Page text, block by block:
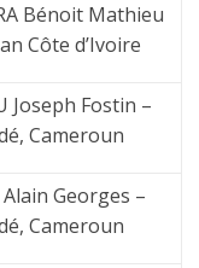
Bénoit Mathieu
Côte d’Ivoire
Joseph Fostin –
Cameroun
Alain Georges –
Cameroun